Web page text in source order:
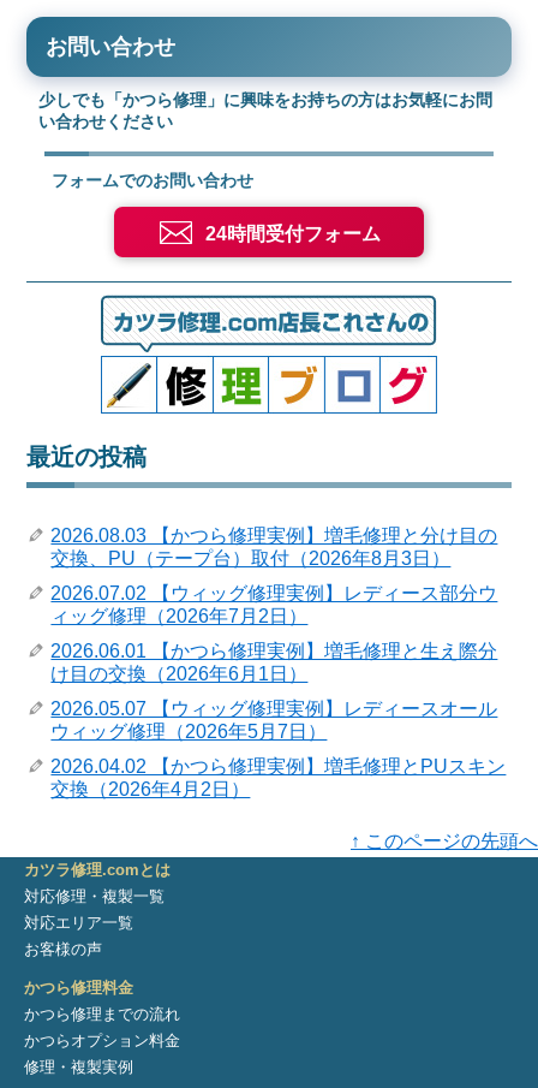
お問い合わせ
少しでも「かつら修理」に興味をお持ちの方はお気軽にお問
い合わせください
フォームでのお問い合わせ
24時間受付フォーム
最近の投稿
2026.08.03 【かつら修理実例】増毛修理と分け目の
交換、PU（テープ台）取付（2026年8月3日）
2026.07.02 【ウィッグ修理実例】レディース部分ウ
ィッグ修理（2026年7月2日）
2026.06.01 【かつら修理実例】増毛修理と生え際分
け目の交換（2026年6月1日）
2026.05.07 【ウィッグ修理実例】レディースオール
ウィッグ修理（2026年5月7日）
2026.04.02 【かつら修理実例】増毛修理とPUスキン
交換（2026年4月2日）
↑ このページの先頭へ
カツラ修理.comとは
対応修理・複製一覧
対応エリア一覧
お客様の声
かつら修理料金
かつら修理までの流れ
かつらオプション料金
修理・複製実例